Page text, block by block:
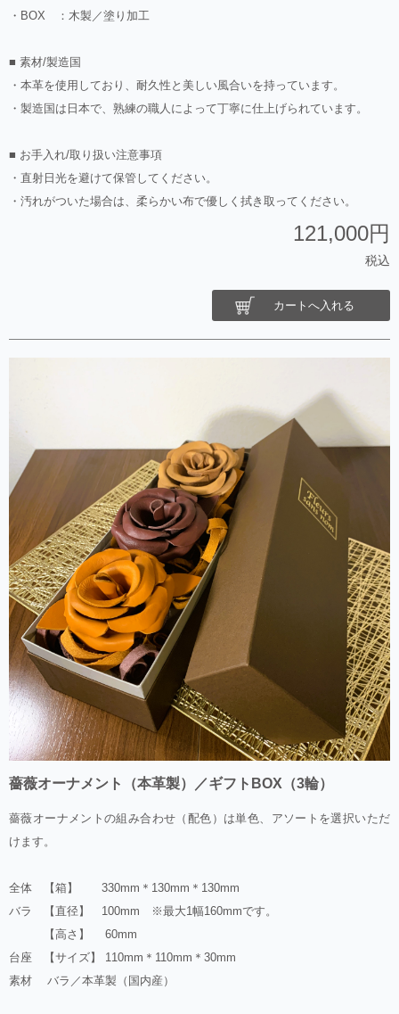
・BOX ：木製／塗り加工
■ 素材/製造国
・本革を使用しており、耐久性と美しい風合いを持っています。
・製造国は日本で、熟練の職人によって丁寧に仕上げられています。
■ お手入れ/取り扱い注意事項
・直射日光を避けて保管してください。
・汚れがついた場合は、柔らかい布で優しく拭き取ってください。
121,000円
税込
カートへ入れる
薔薇オーナメント（本革製）／ギフトBOX（3輪）
薔薇オーナメントの組み合わせ（配色）は単色、アソートを選択いただ
けます。
全体 【箱】 330mm＊130mm＊130mm
バラ 【直径】 100mm ※最大1幅160mmです。
【高さ】 60mm
台座 【サイズ】 110mm＊110mm＊30mm
素材 バラ／本革製（国内産）